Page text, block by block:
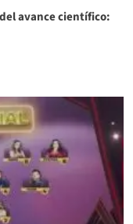
avance científico: